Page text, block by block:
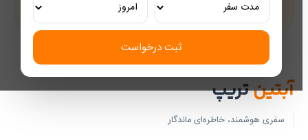
ثبت درخواست
تجربه‌ای لوکس و به‌یادماندنی
آبتینتریپ
سفری هوشمند، خاطره‌ای ماندگار